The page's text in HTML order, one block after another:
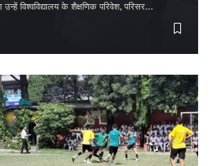
विश्वविद्यालय के शैक्षणिक परिवेश, परिसर…